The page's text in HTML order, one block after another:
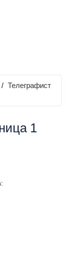
/ Телеграфист
1